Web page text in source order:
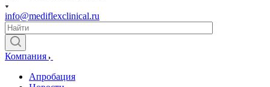
info@mediflexclinical.ru
Компания
Апробация